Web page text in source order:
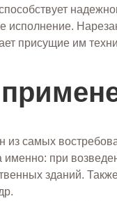
исполнение.
присущие им
из самых
именно: при
зданий.